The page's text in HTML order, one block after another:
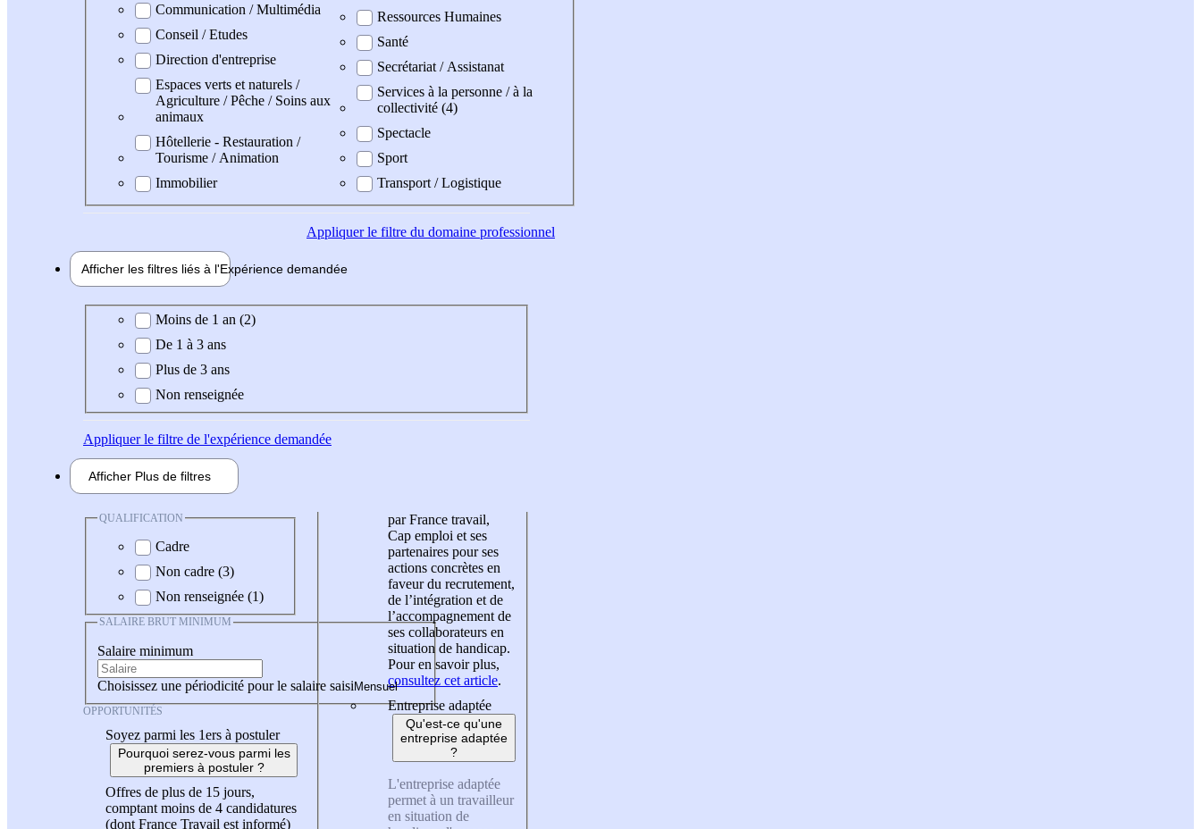
Communication / Multimédia
Conseil / Etudes
Direction d'entreprise
Espaces verts et naturels /
Agriculture / Pêche / Soins aux
animaux
Hôtellerie - Restauration /
Tourisme / Animation
Immobilier
Ressources Humaines
Santé
Secrétariat / Assistanat
Services à la personne / à la
collectivité (4)
Spectacle
Sport
Transport / Logistique
Appliquerle filtre du domaine professionnel
Afficher les filtres liés à l'Expérience demandée
Expérience demandée
Moins de 1 an (2)
De 1 à 3 ans
Plus de 3 ans
Non renseignée
Appliquerle filtre de l'expérience demandée
Afficher Plus de filtres
QUALIFICATION
Cadre
Non cadre (3)
Non renseignée (1)
SALAIRE BRUT MINIMUM
Salaire minimum
Choisissez une périodicité pour le salaire saisi
OPPORTUNITÉS
Soyez parmi les 1ers à postuler
Pourquoi serez-vous parmi les
premiers à postuler ?
Offres de plus de 15 jours,
comptant moins de 4 candidatures
(dont France Travail est informé)
par France travail,
Cap emploi et ses
partenaires pour ses
actions concrètes en
faveur du recrutement,
de l’intégration et de
l’accompagnement de
ses collaborateurs en
situation de handicap.
Pour en savoir plus,
consultez cet article.
Entreprise adaptée
Qu'est-ce qu'une
entreprise adaptée
?
L'entreprise adaptée
permet à un travailleur
en situation de